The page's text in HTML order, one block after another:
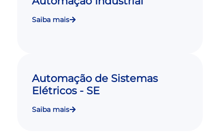
Saiba mais
Automação de Sistemas
Elétricos - SE
Saiba mais